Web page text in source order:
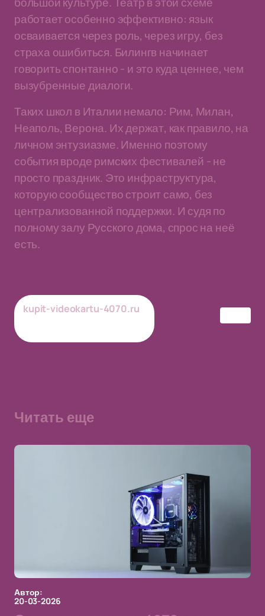
работает особенно эффективно: язык
осваивается через роль, через игру, без
страха ошибиться. Билингв начинает
говорить спонтанно - и это куда ценнее, чем
вызубренные диалоги.
Таких школ в Италии немало: Рим, Милан,
Неаполь, Верона. Их держат, как правило, на
личном энтузиазме. Именно поэтому
события вроде римских фестивалей - не
просто праздник. Это инфраструктура,
которую сообщество строит само, без
централизованной поддержки. И судя по
полному залу Русского дома, спрос на неё
есть.
kupit-videokartu-4070.ru
Читать еще
Автор:
20-03-2026